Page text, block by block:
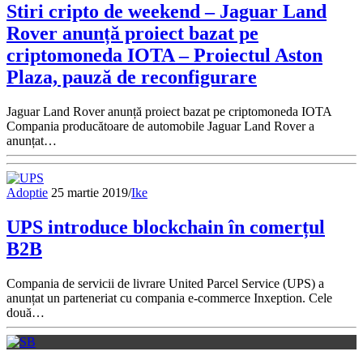
Stiri cripto de weekend – Jaguar Land
Rover anunță proiect bazat pe
criptomoneda IOTA – Proiectul Aston
Plaza, pauză de reconfigurare
Jaguar Land Rover anunță proiect bazat pe criptomoneda IOTA
Compania producătoare de automobile Jaguar Land Rover a
anunțat…
Adoptie 25 martie 2019/Ike
UPS introduce blockchain în comerțul
B2B
Compania de servicii de livrare United Parcel Service (UPS) a
anunțat un parteneriat cu compania e-commerce Inxeption. Cele
două…